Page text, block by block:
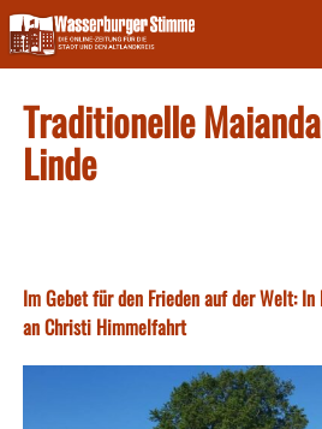
Skip
to
content
Traditionelle
Linde
Im Gebet für den Frieden auf der Welt: In
an Christi Himmelfahrt